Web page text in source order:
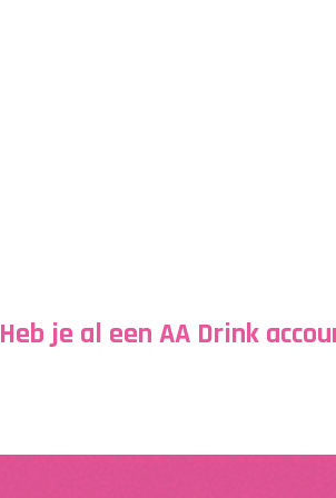
Heb je al een AA Drink